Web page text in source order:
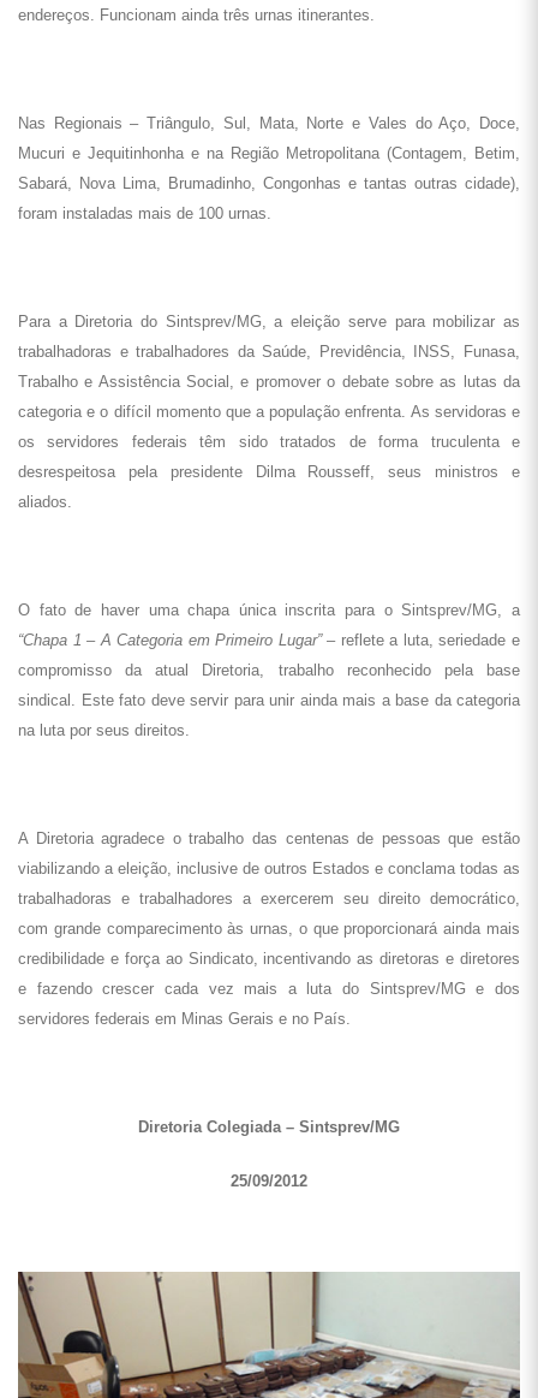
endereços. Funcionam ainda três urnas itinerantes.
Nas Regionais – Triângulo, Sul, Mata, Norte e Vales do Aço, Doce,
Mucuri e Jequitinhonha e na Região Metropolitana (Contagem, Betim,
Sabará, Nova Lima, Brumadinho, Congonhas e tantas outras cidade),
foram instaladas mais de 100 urnas.
Para a Diretoria do Sintsprev/MG, a eleição serve para mobilizar as
trabalhadoras e trabalhadores da Saúde, Previdência, INSS, Funasa,
Trabalho e Assistência Social, e promover o debate sobre as lutas da
categoria e o difícil momento que a população enfrenta. As servidoras e
os servidores federais têm sido tratados de forma truculenta e
desrespeitosa pela presidente Dilma Rousseff, seus ministros e
aliados.
O fato de haver uma chapa única inscrita para o Sintsprev/MG, a
“Chapa 1 – A Categoria em Primeiro Lugar”– reflete a luta, seriedade e
compromisso da atual Diretoria, trabalho reconhecido pela base
sindical. Este fato deve servir para unir ainda mais a base da categoria
na luta por seus direitos.
A Diretoria agradece o trabalho das centenas de pessoas que estão
viabilizando a eleição, inclusive de outros Estados e conclama todas as
trabalhadoras e trabalhadores a exercerem seu direito democrático,
com grande comparecimento às urnas, o que proporcionará ainda mais
credibilidade e força ao Sindicato, incentivando as diretoras e diretores
e fazendo crescer cada vez mais a luta do Sintsprev/MG e dos
servidores federais em Minas Gerais e no País.
Diretoria Colegiada – Sintsprev/MG
25/09/2012